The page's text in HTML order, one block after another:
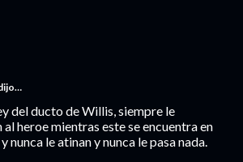
del ducto de Willis, siempre le
al heroe mientras este se encuentra en
nunca le atinan y nunca le pasa nada.